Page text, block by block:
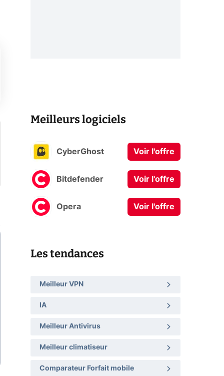
Meilleurs logiciels
CyberGhost Voir l'offre
Bitdefender Voir l'offre
Opera Voir l'offre
Les tendances
Meilleur VPN
IA
Meilleur Antivirus
Meilleur climatiseur
Comparateur Forfait mobile